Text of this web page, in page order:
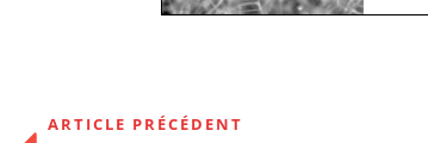
ARTICLE PRÉCÉDENT